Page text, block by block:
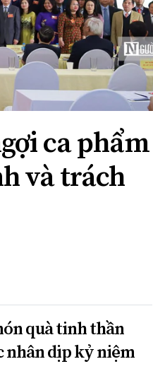
ca phẩm
và trách
quà tinh thần
nhân dịp kỷ niệm